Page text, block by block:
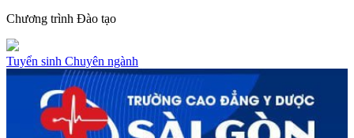
Chương trình Đào tạo
Tuyển sinh Chuyên ngành